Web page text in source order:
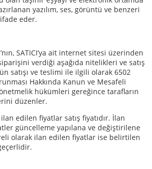
yazılım, ses, görüntü ve benzeri
eder.
SATICI’ya ait internet sitesi üzerinden
verdiği aşağıda nitelikleri ve satış
satışı ve teslimi ile ilgili olarak 6502
Hakkında Kanun ve Mesafeli
hükümleri gereğince tarafların
düzenler.
edilen fiyatlar satış fiyatıdır. İlan
güncelleme yapılana ve değiştirilene
olarak ilan edilen fiyatlar ise belirtilen